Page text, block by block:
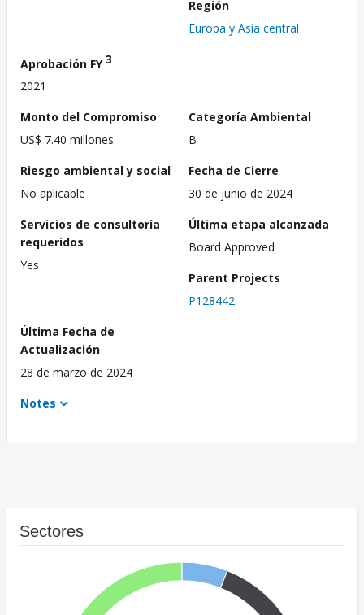
Región
Europa y Asia central
Aprobación FY3
2021
Monto del Compromiso
US$ 7.40 millones
Categoría Ambiental
B
Riesgo ambiental y social
No aplicable
Fecha de Cierre
30 de junio de 2024
Servicios de consultoría
requeridos
Yes
Última etapa alcanzada
Board Approved
Parent Projects
P128442
Última Fecha de
Actualización
28 de marzo de 2024
Notes
Sectores